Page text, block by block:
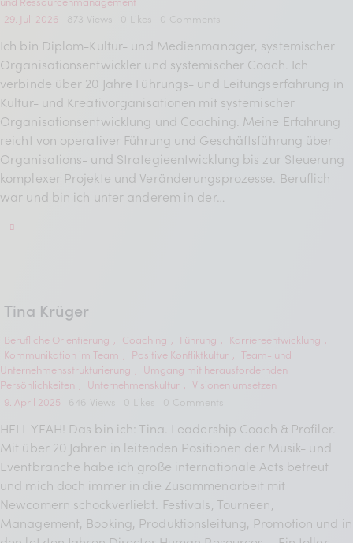
29. Juli 2026
873 Views 0 Likes 0 Comments
Ich bin Diplom-Kultur- und Medienmanager, systemischer
Organisationsentwickler und systemischer Coach. Ich
verbinde über 20 Jahre Führungs- und Leitungserfahrung in
Kultur- und Kreativorganisationen mit systemischer
Organisationsentwicklung und Coaching. Meine Erfahrung
reicht von operativer Führung und Geschäftsführung über
Organisations- und Strategieentwicklung bis zur Steuerung
komplexer Projekte und Veränderungsprozesse. Beruflich
war und bin ich unter anderem in der…
Tina Krüger
Berufliche Orientierung , Coaching , Führung , Karriereentwicklung ,
Kommunikation im Team , Positive Konfliktkultur , Team- und
Unternehmensstrukturierung , Umgang mit herausfordernden
Persönlichkeiten , Unternehmenskultur , Visionen umsetzen
9. April 2025
646 Views 0 Likes 0 Comments
HELL YEAH! Das bin ich: Tina. Leadership Coach & Profiler.
Mit über 20 Jahren in leitenden Positionen der Musik- und
Eventbranche habe ich große internationale Acts betreut
und mich doch immer in die Zusammenarbeit mit
Newcomern schockverliebt. Festivals, Tourneen,
Management, Booking, Produktionsleitung, Promotion und in
Mitgliederbereich
Verband
BDKV Academy
Juristische Beratung und
Services
Geldwerte Vorteile und